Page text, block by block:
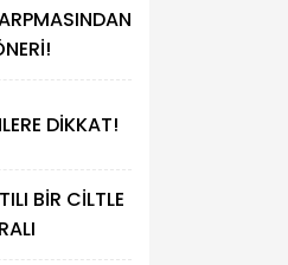
DİKKAT!
BİR CİLTLE